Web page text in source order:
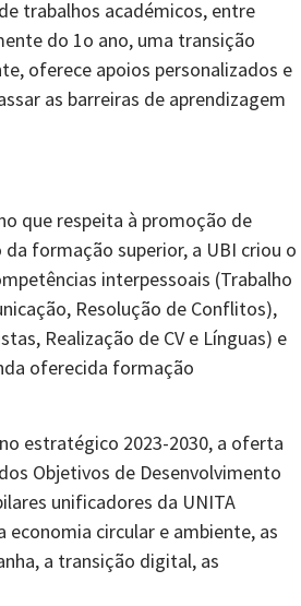
trabalhos académicos, entre
do 1o ano, uma transição
oferece apoios personalizados e
as barreiras de aprendizagem
que respeita à promoção de
formação superior, a UBI criou o
interpessoais (Trabalho
Resolução de Conflitos),
Realização de CV e Línguas) e
oferecida formação
estratégico 2023-2030, a oferta
Objetivos de Desenvolvimento
unificadores da UNITA
economia circular e ambiente, as
a transição digital, as